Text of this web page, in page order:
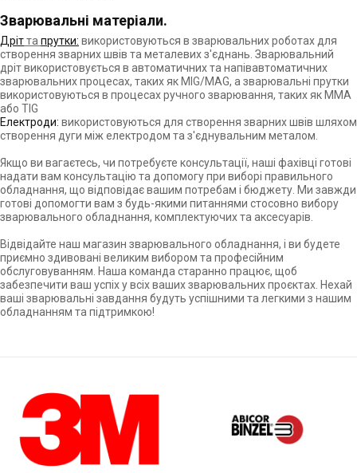
Зварювальні матеріали.
Дріттапрутки: використовуються в зварювальних роботах для
створення зварних швів та металевих з'єднань. Зварювальний
дріт використовується в автоматичних та напівавтоматичних
зварювальних процесах, таких як MIG/MAG, а зварювальні прутки
використовуються в процесах ручного зварювання, таких як MMA
або TIG
Електроди: використовуються для створення зварних швів шляхом
створення дуги між електродом та з'єднувальним металом.
Якщо ви вагаєтесь, чи потребуєте консультації, наші фахівці готові
надати вам консультацію та допомогу при виборі правильного
обладнання, що відповідає вашим потребам і бюджету. Ми завжди
готові допомогти вам з будь-якими питаннями стосовно вибору
зварювального обладнання, комплектуючих та аксесуарів.
Відвідайте наш магазин зварювального обладнання, і ви будете
приємно здивовані великим вибором та професійним
обслуговуванням. Наша команда старанно працює, щоб
забезпечити ваш успіх у всіх ваших зварювальних проєктах. Нехай
ваші зварювальні завдання будуть успішними та легкими з нашим
обладнанням та підтримкою!